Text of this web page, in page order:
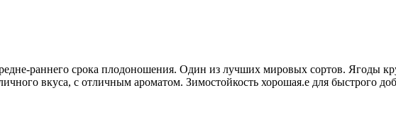
раннего срока плодоношения. Один из лучших мировых сортов. Ягоды
вкуса, с отличным ароматом. Зимостойкость хорошая.е для быстрого